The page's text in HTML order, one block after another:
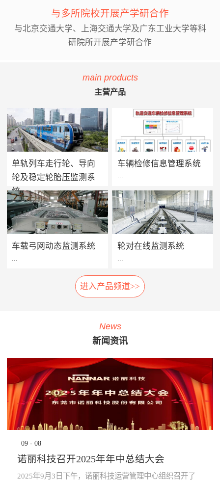
与多所院校开展产学研合作
与北京交通大学、上海交通大学及广东工业大学等科
研院所开展产学研合作
main products
主营产品
单轨列车走行轮、导向
轮及稳定轮胎压监测系
统
...
单轨列车胎压监测系统用于实
时监测单轨列车走行轮、导向
轮及稳定轮的轮胎气压及温度
爆胎时能够及时做出预报及报
扩大及危险的发生。 系统组
成： 1、胎压传感器· 安装在
走行轮、导向轮、稳定轮气门
运算，并对运行数据进行存
TCMS网络监控终端。 系统
功能： · 导向轮胎压值及温度
的实时监测，并对异常状态报
警；· 稳定轮胎压值及温度的
实时监测，并对异常状态报
警；· 走行轮胎压值及温度的
实时监测，并对异常状态报
分析校验，提前预知轮胎异常
状态进行预防性报警提
示。 产品优势： · 采用进口定
制的专业级精密胎压监测芯
车辆检修信息管理系统
方案价值 · 提升设备可靠性：
系统将车辆维保工作聚焦在提
高设备可靠性上，促进被动维
设备健康状态预警及检修智能
延长车辆设备的生命周期。
· 提升员工生产力：管理层通
过系统设定各项绩效指标，系
“公开、全貌、闭环”的分析及
预警，可有效激励员工主动提
“指哪打哪”的调控指挥棒与全
员自主对照改善的作用。· 提
升管理的水平：一方面，对车
辆设备故障、检修效率等量化
分析，将充分暴露管理的薄弱
环节，为有针对性提升管理水
平提供依据；另一方面，系统
提升地铁运营企业运营管理能
力。· 为决策提供依据：车辆
设备健康状态、车辆检修作业
车载弓网动态监测系统
车载弓网动态监测系统是一种
车载受电弓实时自动化、动态
测弓网状态和主要工作参数，
系统除了对弓网各种状态检测
外，还将自动记录每次被检测
的弓网状态异常时的图像及数
据。通过视觉分析技术，对受
电弓在行车时的状态监控，使
列车员能够及时了解车辆受电
弓故障，保证列车安全运
行。 分系统： 1、车载数据采
摄像机、光源、电源、工控
机、3G无线网络设备等。2、
公共网络· 通过公共网络进行
数据传输。· 网络可以采用
轮对在线监测系统
轮对在线检测系统安装在正线
站端或车辆段的入段线上，具
探测、制动闸片磨耗检测、自
动识别列车车号、自动判别行
及数据管理等功能，能做到故
障定位及故障跟踪。通过计算
机软件分析，实现对车辆轮对
安全状态进行预报，使列检工
人及时发现并处理车辆故障，
为列车安全运营保驾护航。
产品子系统： 车号图像
统 轮对尺寸检测系统
轴温在线检测系统 产品优
势： 1、体积小:采用了多
进入产品频道>>
News
新闻资讯
09 - 08
诺丽科技召开2025年年中总结大会
2025年9月3日下午，诺丽科技运营管理中心组织召开了